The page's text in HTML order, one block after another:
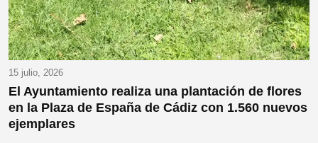
15 julio, 2026
El Ayuntamiento realiza una plantación de flores
en la Plaza de España de Cádiz con 1.560 nuevos
ejemplares